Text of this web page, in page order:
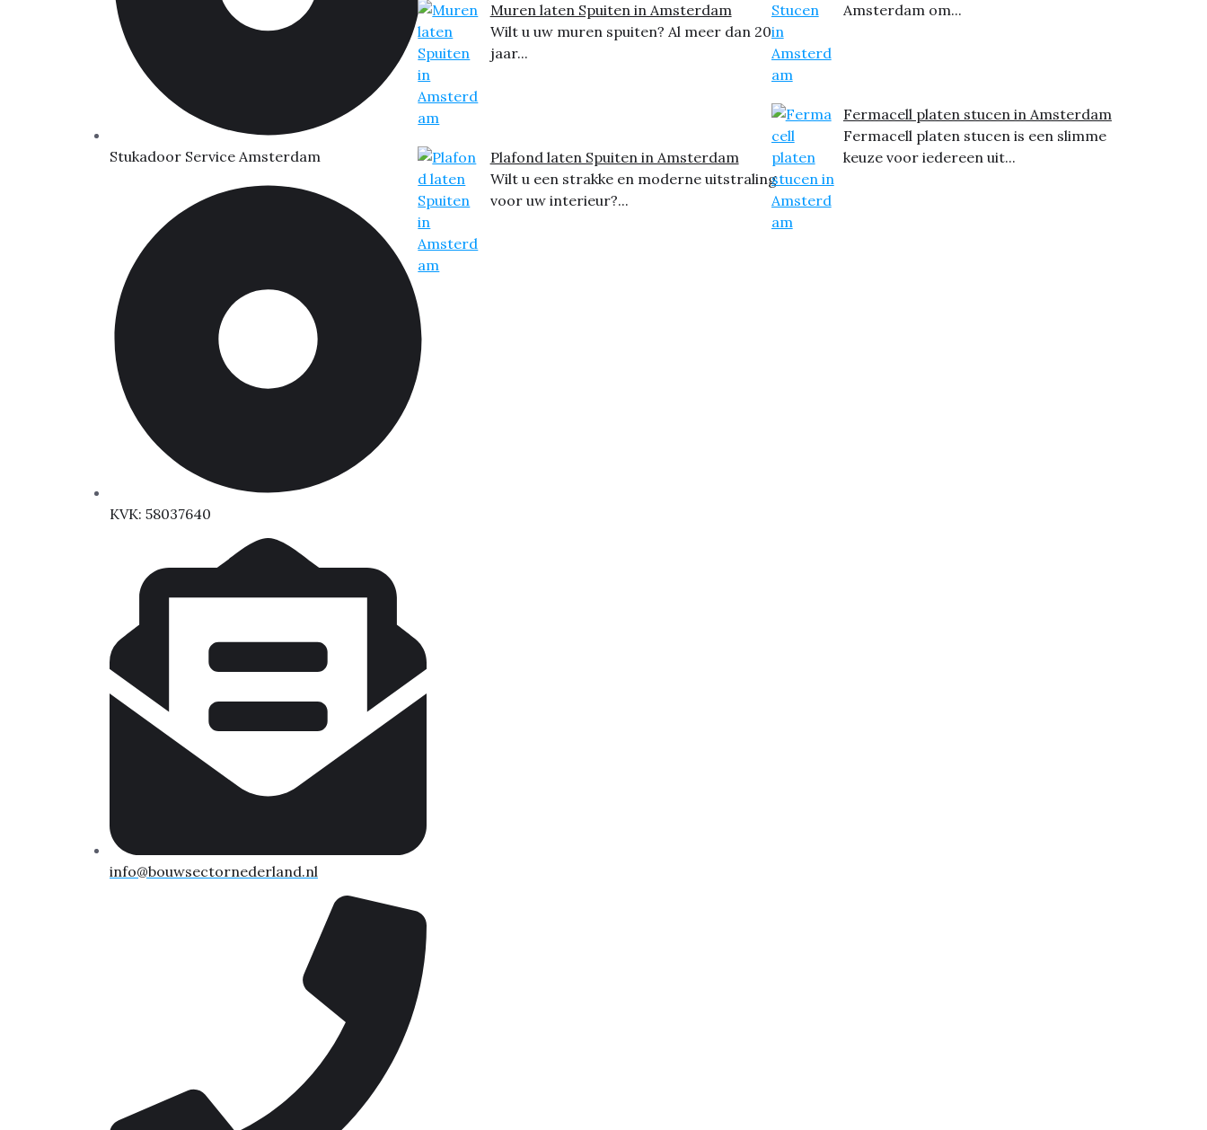
Stukadoor Service Amsterdam
KVK: 58037640
info@bouwsectornederland.nl
Muren laten Spuiten in Amsterdam
Wilt u uw muren spuiten? Al meer dan 20
jaar...
Plafond laten Spuiten in Amsterdam
Wilt u een strakke en moderne uitstraling
voor uw interieur?...
Amsterdam om...
Fermacell platen stucen in Amsterdam
Fermacell platen stucen is een slimme
keuze voor iedereen uit...